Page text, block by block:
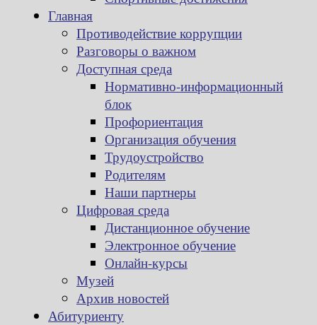
Главная
Противодействие коррупции
Разговоры о важном
Доступная среда
Нормативно-информационный
блок
Профориентация
Организация обучения
Трудоустройство
Родителям
Наши партнеры
Цифровая среда
Дистанционное обучение
Электронное обучение
Онлайн-курсы
Музей
Архив новостей
Абитуриенту